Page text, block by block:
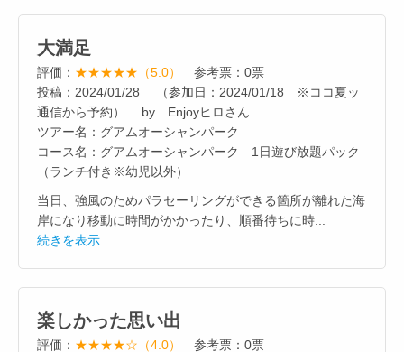
大満足
評価： ★★★★★（5.0）
参考票：0票
投稿：2024/01/28 （参加日：2024/01/18 ※ココ夏ッ
通信から予約） by Enjoyヒロさん
ツアー名：グアムオーシャンパーク
コース名：グアムオーシャンパーク 1日遊び放題パック
（ランチ付き※幼児以外）
当日、強風のためパラセーリングができる箇所が離れた海
岸になり移動に時間がかかったり、順番待ちに時...
続きを表示
楽しかった思い出
評価： ★★★★☆（4.0）
参考票：0票